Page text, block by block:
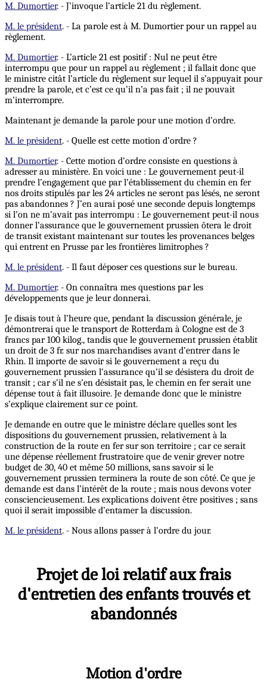
M. Dumortier. - J’invoque l’article 21 du règlement.
M. le président. - La parole est à M. Dumortier pour un rappel au
règlement.
M. Dumortier. - L’article 21 est positif : Nul ne peut être
interrompu que pour un rappel au règlement ; il fallait donc que
le ministre citât l’article du règlement sur lequel il s’appuyait pour
prendre la parole, et c’est ce qu’il n’a pas fait ; il ne pouvait
m’interrompre.
Maintenant je demande la parole pour une motion d’ordre.
M. le président. - Quelle est cette motion d’ordre ?
M. Dumortier. - Cette motion d’ordre consiste en questions à
adresser au ministère. En voici une : Le gouvernement peut-il
prendre l’engagement que par l’établissement du chemin en fer
nos droits stipulés par les 24 articles ne seront pas lésés, ne seront
pas abandonnes ? J’en aurai posé une seconde depuis longtemps
si l’on ne m’avait pas interrompu : Le gouvernement peut-il nous
donner l’assurance que le gouvernement prussien ôtera le droit
de transit existant maintenant sur toutes les provenances belges
qui entrent en Prusse par les frontières limitrophes ?
M. le président. - Il faut déposer ces questions sur le bureau.
M. Dumortier. - On connaîtra mes questions par les
développements que je leur donnerai.
Je disais tout à l’heure que, pendant la discussion générale, je
démontrerai que le transport de Rotterdam à Cologne est de 3
francs par 100 kilog., tandis que le gouvernement prussien établit
un droit de 3 fr. sur nos marchandises avant d’entrer dans le
Rhin. Il importe de savoir si le gouvernement a reçu du
gouvernement prussien l’assurance qu’il se désistera du droit de
transit ; car s’il ne s’en désistait pas, le chemin en fer serait une
dépense tout à fait illusoire. Je demande donc que le ministre
s’explique clairement sur ce point.
Je demande en outre que le ministre déclare quelles sont les
dispositions du gouvernement prussien, relativement à la
construction de la route en fer sur son territoire ; car ce serait
une dépense réellement frustratoire que de venir grever notre
budget de 30, 40 et même 50 millions, sans savoir si le
gouvernement prussien terminera la route de son côté. Ce que je
demande est dans l’intérêt de la route ; mais nous devons voter
consciencieusement. Les explications doivent être positives ; sans
quoi il serait impossible d’entamer la discussion.
M. le président. - Nous allons passer à l’ordre du jour.
Projet de loi relatif aux frais
d'entretien des enfants trouvés et
abandonnés
Motion d'ordre